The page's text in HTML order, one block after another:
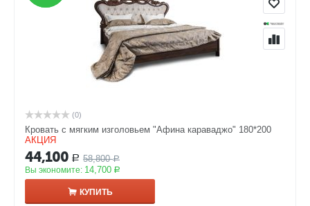
(0)
Кровать с мягким изголовьем "Афина караваджо" 180*200
АКЦИЯ
44,100 Р 58,800 Р
Вы экономите: 14,700 Р
КУПИТЬ